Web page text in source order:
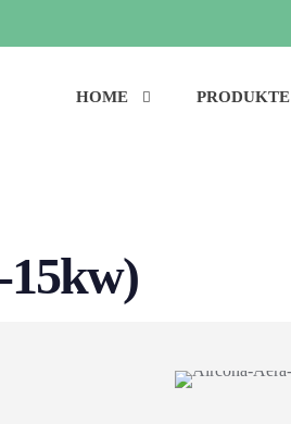
HOME PRODUKTE
15kw)